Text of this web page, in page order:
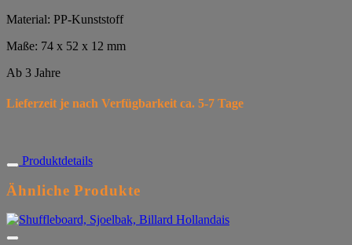
Material: PP-Kunststoff
Maße: 74 x 52 x 12 mm
Ab 3 Jahre
Lieferzeit je nach Verfügbarkeit ca. 5-7 Tage
Produktdetails
Ähnliche Produkte